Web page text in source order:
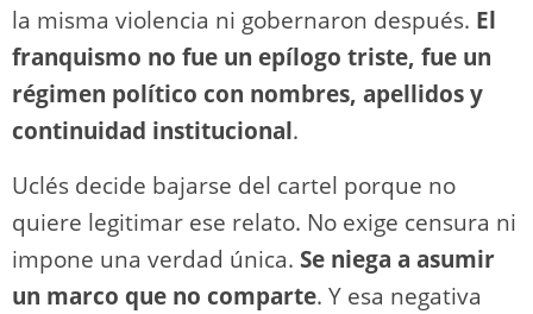
la misma violencia ni gobernaron después. El
franquismo no fue un epílogo triste, fue un
régimen político con nombres, apellidos y
continuidad institucional.
Uclés decide bajarse del cartel porque no
quiere legitimar ese relato. No exige censura ni
impone una verdad única. Se niega a asumir
un marco que no comparte. Y esa negativa